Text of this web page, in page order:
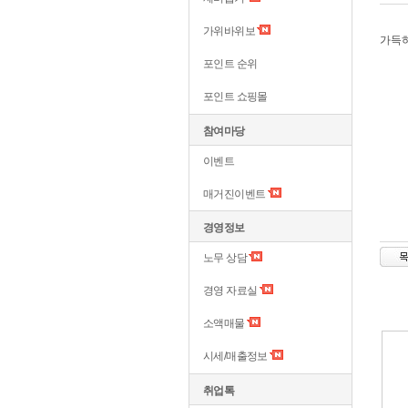
가위바위보
포인트 순위
포인트 쇼핑몰
참여마당
이벤트
매거진이벤트
경영정보
노무 상담
경영 자료실
소액매물
시세/매출정보
취업톡
가득